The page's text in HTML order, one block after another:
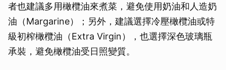
者也建議多用橄欖油來煮菜，避免使用奶油和人造奶
油（Margarine）；另外，建議選擇冷壓橄欖油或特
級初榨橄欖油（Extra Virgin），也選擇深色玻璃瓶
承裝，避免橄欖油受日照變質。